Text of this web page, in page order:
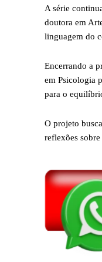
A série
doutora em
linguagem do
Encerrando a
em Psicologia
para o
O projeto
reflexões